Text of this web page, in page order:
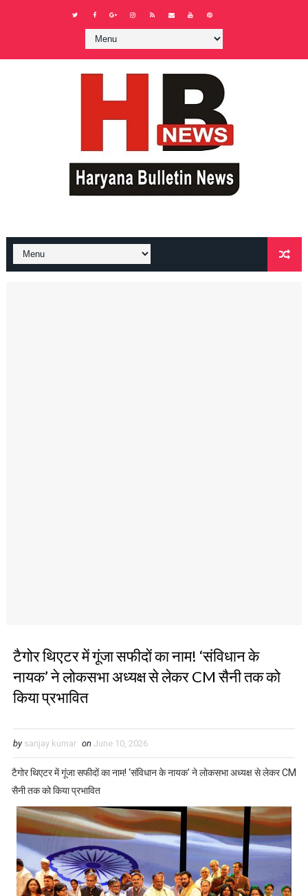
टैगोर थिएटर में गूंजा सफीदों का नाम! ‘संविधान के
नायक’ ने लोकसभा अध्यक्ष से लेकर CM सैनी तक को
किया प्रभावित
by sanjay kumar on June 10, 2026
टैगोर थिएटर में गूंजा सफीदों का नाम! ‘संविधान के नायक’ ने लोकसभा अध्यक्ष से लेकर CM
सैनी तक को किया प्रभावित